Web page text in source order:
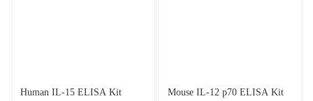
Human IL-15 ELISA Kit
Mouse IL-12 p70 ELISA Kit